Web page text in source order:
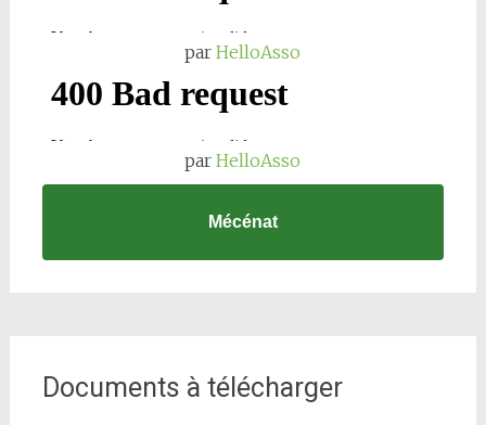
parHelloAsso
parHelloAsso
Mécénat
Documents à télécharger